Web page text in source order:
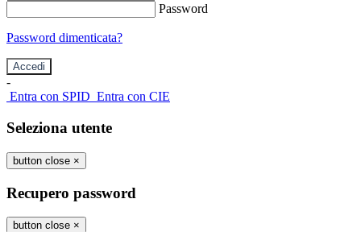
Password
Password dimenticata?
-
Entra con SPID Entra con CIE
Seleziona utente
button close ×
Recupero password
button close ×